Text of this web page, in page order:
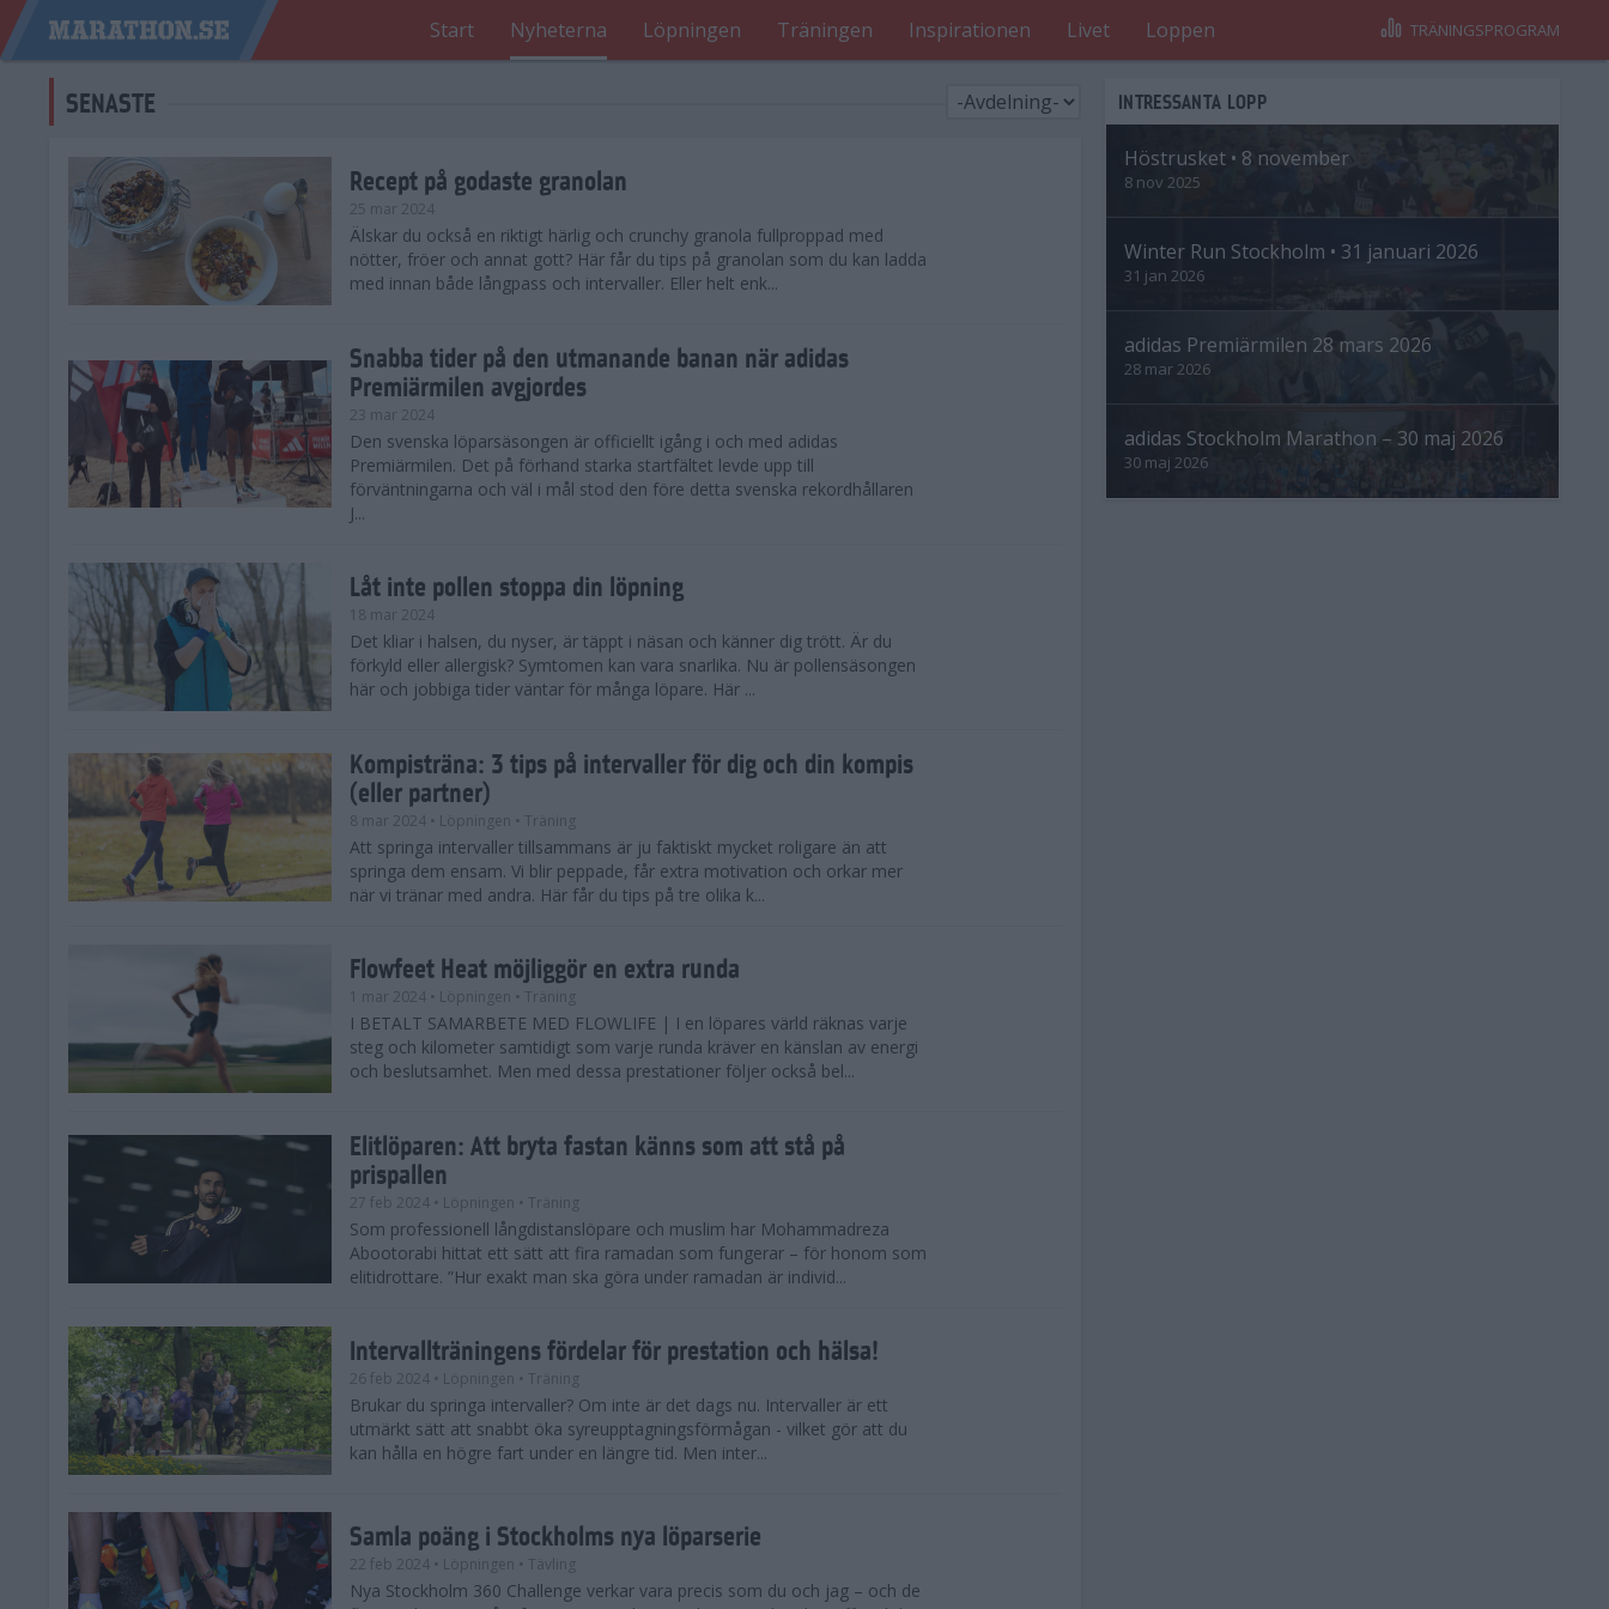
Start Nyheterna Löpningen Träningen Inspirationen Livet Loppen TRÄNINGSPROGRAM
SENASTE
Recept på godaste granolan
25 mar 2024
Älskar du också en riktigt härlig och crunchy granola fullproppad med
nötter, fröer och annat gott? Här får du tips på granolan som du kan ladda
med innan både långpass och intervaller. Eller helt enk...
Snabba tider på den utmanande banan när adidas
Premiärmilen avgjordes
23 mar 2024
Den svenska löparsäsongen är officiellt igång i och med adidas
Premiärmilen. Det på förhand starka startfältet levde upp till
förväntningarna och väl i mål stod den före detta svenska rekordhållaren
J...
Låt inte pollen stoppa din löpning
18 mar 2024
Det kliar i halsen, du nyser, är täppt i näsan och känner dig trött. Är du
förkyld eller allergisk? Symtomen kan vara snarlika. Nu är pollensäsongen
här och jobbiga tider väntar för många löpare. Här ...
Kompisträna: 3 tips på intervaller för dig och din kompis
(eller partner)
8 mar 2024 • Löpningen • Träning
Att springa intervaller tillsammans är ju faktiskt mycket roligare än att
springa dem ensam. Vi blir peppade, får extra motivation och orkar mer
när vi tränar med andra. Här får du tips på tre olika k...
Flowfeet Heat möjliggör en extra runda
1 mar 2024 • Löpningen • Träning
I BETALT SAMARBETE MED FLOWLIFE | I en löpares värld räknas varje
steg och kilometer samtidigt som varje runda kräver en känslan av energi
och beslutsamhet. Men med dessa prestationer följer också bel...
Elitlöparen: Att bryta fastan känns som att stå på
prispallen
27 feb 2024 • Löpningen • Träning
Som professionell långdistanslöpare och muslim har Mohammadreza
Abootorabi hittat ett sätt att fira ramadan som fungerar – för honom som
elitidrottare. ”Hur exakt man ska göra under ramadan är individ...
Intervallträningens fördelar för prestation och hälsa!
26 feb 2024 • Löpningen • Träning
Brukar du springa intervaller? Om inte är det dags nu. Intervaller är ett
utmärkt sätt att snabbt öka syreupptagningsförmågan - vilket gör att du
kan hålla en högre fart under en längre tid. Men inter...
Samla poäng i Stockholms nya löparserie
22 feb 2024 • Löpningen • Tävling
Nya Stockholm 360 Challenge verkar vara precis som du och jag – och de
INTRESSANTA LOPP
Höstrusket • 8 november
8 nov 2025
Winter Run Stockholm • 31 januari 2026
31 jan 2026
adidas Premiärmilen 28 mars 2026
28 mar 2026
adidas Stockholm Marathon – 30 maj 2026
30 maj 2026